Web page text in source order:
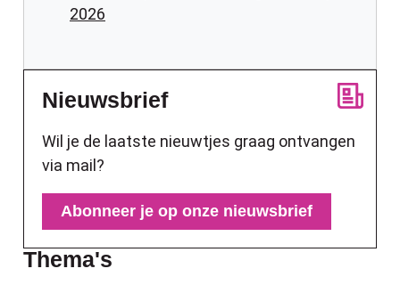
2026
Nieuwsbrief
Wil je de laatste nieuwtjes graag ontvangen
via mail?
Abonneer je op onze nieuwsbrief
Thema's